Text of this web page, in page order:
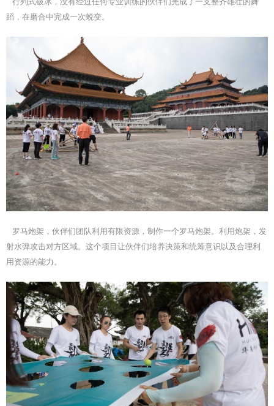
蹈，在磨合中完成一次蜕变。
罗马炮架，伙伴们团队利用有限资源，制作一个罗马炮架。利用炮架，发
射水弹攻击对方区域。这个项目让伙伴们培养决策和统筹意识以及合理利
用资源的能力。